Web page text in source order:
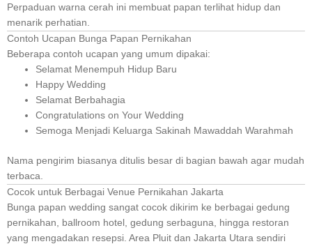
Perpaduan warna cerah ini membuat papan terlihat hidup dan
menarik perhatian.
Contoh Ucapan Bunga Papan Pernikahan
Beberapa contoh ucapan yang umum dipakai:
Selamat Menempuh Hidup Baru
Happy Wedding
Selamat Berbahagia
Congratulations on Your Wedding
Semoga Menjadi Keluarga Sakinah Mawaddah Warahmah
Nama pengirim biasanya ditulis besar di bagian bawah agar mudah
terbaca.
Cocok untuk Berbagai Venue Pernikahan Jakarta
Bunga papan wedding sangat cocok dikirim ke berbagai gedung
pernikahan, ballroom hotel, gedung serbaguna, hingga restoran
yang mengadakan resepsi. Area Pluit dan Jakarta Utara sendiri